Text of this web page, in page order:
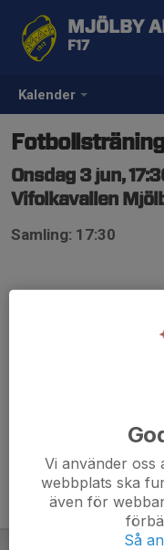
Kalender
MJÖLBY
F17
Fotbollsträning
Onsdag 3 jun,
Vifolkavallen
Samling: 17:30
Vi använder
webbplats ska
även för
Så